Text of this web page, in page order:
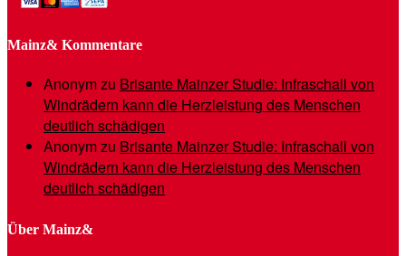
Mainz& Kommentare
Anonymzu Brisante Mainzer Studie: Infraschall von
Windrädern kann die Herzleistung des Menschen
deutlich schädigen
Anonymzu Brisante Mainzer Studie: Infraschall von
Windrädern kann die Herzleistung des Menschen
deutlich schädigen
Über Mainz&